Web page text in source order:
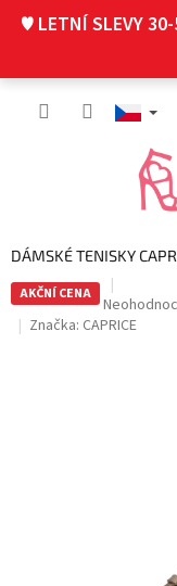
♥ LETNÍ SLEVY
DÁMSKÉ TENISKY
AKČNÍ CENA
Průměrné
hodnocení
Značka: CAPRICE